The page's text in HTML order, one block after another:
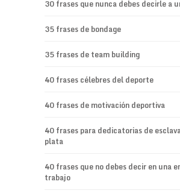
30 frases que nunca debes decirle a
35 frases de bondage
35 frases de team building
40 frases célebres del deporte
40 frases de motivación deportiva
40 frases para dedicatorias de
plata
40 frases que no debes decir en una
trabajo